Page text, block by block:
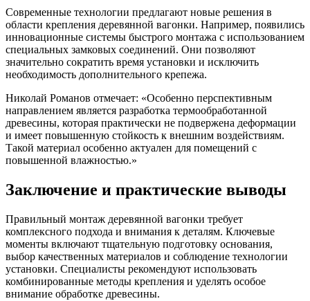
Современные технологии предлагают новые решения в
области крепления деревянной вагонки. Например, появились
инновационные системы быстрого монтажа с использованием
специальных замковых соединений. Они позволяют
значительно сократить время установки и исключить
необходимость дополнительного крепежа.
Николай Романов отмечает: «Особенно перспективным
направлением является разработка термообработанной
древесины, которая практически не подвержена деформации
и имеет повышенную стойкость к внешним воздействиям.
Такой материал особенно актуален для помещений с
повышенной влажностью.»
Заключение и практические выводы
Правильный монтаж деревянной вагонки требует
комплексного подхода и внимания к деталям. Ключевые
моменты включают тщательную подготовку основания,
выбор качественных материалов и соблюдение технологии
установки. Специалисты рекомендуют использовать
комбинированные методы крепления и уделять особое
внимание обработке древесины.